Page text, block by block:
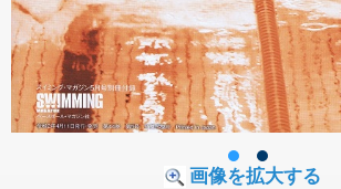
画像を拡大する